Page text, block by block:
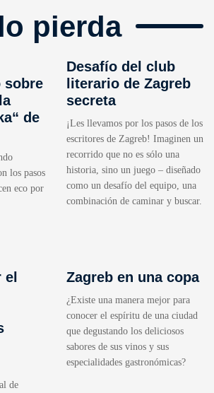
pierda
sobre
de
los pasos
eco por
Desafío del club
literario de Zagreb
secreta
¡Les llevamos por los pasos de los
escritores de Zagreb! Imaginen un
recorrido que no es sólo una
historia, sino un juego – diseñado
como un desafío del equipo, una
combinación de caminar y buscar.
de
Zagreb en una copa
¿Existe una manera mejor para
conocer el espíritu de una ciudad
que degustando los deliciosos
sabores de sus vinos y sus
especialidades gastronómicas?